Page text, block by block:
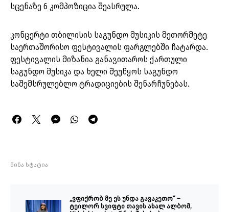
სცენაზე 6 კომპოზიცია შეასრულა.
კონცერტი თბილისის საგუნდო მუსიკის მეთორმეტე
საერთაშორისო ფესტივალის ფარგლებში ჩატარდა.
ფესტივალის მიზანია განავითაროს ქართული
საგუნდო მუსიკა და ხელი შეუწყოს საგუნდო
საშემსრულებლო ტრადიციების შენარჩუნებას.
წინა სტატია
„ვფიქრობ მე ეს უნდა გავაკეთო“ –
ტეილორ სვიფტი თავის ახალ ალბომ,